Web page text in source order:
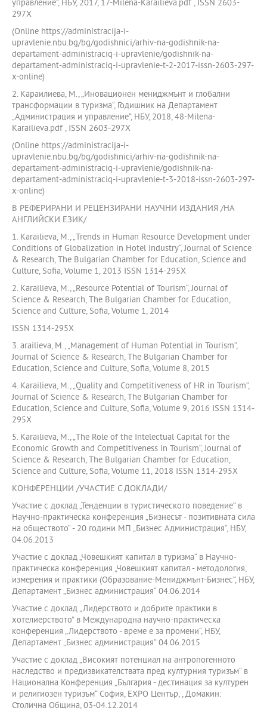
управление“, НБУ, 2017, 17-Milena-Karailieva.pdf , ISSN 2603-
297X
(Online https://administracija-i-
upravlenie.nbu.bg/bg/godishnici/arhiv-na-godishnik-na-
departament-administraciq-i-upravlenie/godishnik-na-
departament-administraciq-i-upravlenie-t-2-2017-issn-2603-297-
x-online)
2. Караилиева, М., „Иновационен мениджмънт и глобални
трансформации в туризма“, Годишник на Департамент
„Администрация и управление“, НБУ, 2018, 48-Milena-
Karailieva.pdf , ISSN 2603-297X
(Online https://administracija-i-
upravlenie.nbu.bg/bg/godishnici/arhiv-na-godishnik-na-
departament-administraciq-i-upravlenie/godishnik-na-
departament-administraciq-i-upravlenie-t-3-2018-issn-2603-297-
x-online)
В РЕФЕРИРАНИ И РЕЦЕНЗИРАНИ НАУЧНИ ИЗДАНИЯ /НА
АНГЛИЙСКИ ЕЗИК/
1. Karailieva, М., „Trends in Human Resource Development under
Conditions of Globalization in Hotel Industry“, Journal of Science
& Research, The Bulgarian Chamber for Education, Science and
Culture, Sofia, Volume 1, 2013 ISSN 1314-295X
2. Karailieva, М., „Resource Potential of Tourism“, Journal of
Science & Research, The Bulgarian Chamber for Education,
Science and Culture, Sofia, Volume 1, 2014
ISSN 1314-295X
3. arailieva, М., „Маnagement of Human Potential in Tourism“,
Journal of Science & Research, The Bulgarian Chamber for
Education, Science and Culture, Sofia, Volume 8, 2015
4. Karailieva, М., „Quality and Competitiveness of HR in Tourism“,
Journal of Science & Research, The Bulgarian Chamber for
Education, Science and Culture, Sofia, Volume 9, 2016 ISSN 1314-
295X
5. Karailieva, М., „The Role of the Intelectual Capital for the
Economic Growth and Competitiveness in Tourism“, Journal of
Science & Research, The Bulgarian Chamber for Education,
Science and Culture, Sofia, Volume 11, 2018 ISSN 1314-295X
КОНФЕРЕНЦИИ /УЧАСТИЕ С ДОКЛАДИ/
Участие с доклад „Тенденции в туристическото поведение“ в
Научно-практическа конференция „Бизнесът - позитивната сила
на обществото“ - 20 години МП „Бизнес Администрация“, НБУ,
04.06.2013
Участие с доклад „Човешкият капитал в туризма“ в Научно-
практическа конференция „Човешкият капитал - методология,
измерения и практики (Образование-Мениджмънт-Бизнес“, НБУ,
Департамент „Бизнес администрация“ 04.06.2014
Участие с доклад „Лидерството и добрите практики в
хотелиерството” в Международна научно-практическа
конференция „Лидерството - време е за промени“, НБУ,
Департамент „Бизнес администрация“ 04.06.2015
Участие с доклад „Високият потенциал на антропогенното
наследство и предизвикателствата пред културния туризъм“ в
Национална Конференция „България - дестинация за културен
и религиозен туризъм“ София, ЕХРО Център, , Домакин:
Столична Община, 03-04.12.2014